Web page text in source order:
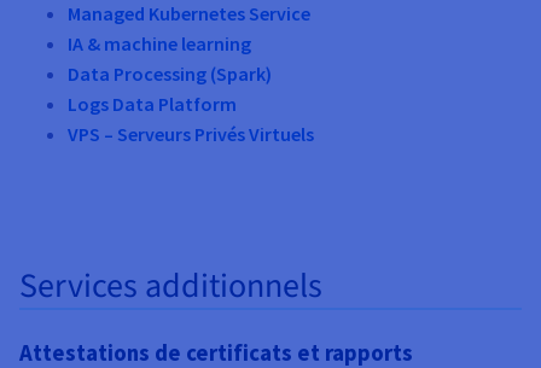
Managed Kubernetes Service
IA & machine learning
Data Processing (Spark)
Logs Data Platform
VPS – Serveurs Privés Virtuels
Services additionnels
Attestations de certificats et rapports